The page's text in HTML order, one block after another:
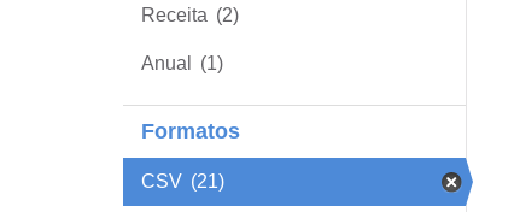
Receita (2)
Anual (1)
Formatos
CSV (21)